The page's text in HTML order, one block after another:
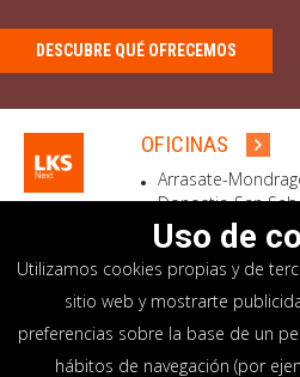
DESCUBRE QUÉ OFRECEMOS
OFICINAS
Arrasate-
Donostia-San
Madrid
El
SEDE SOCIAL
Goiru, 7 Arrasate-
CP 20500
Uso de
Utilizamos cookies propias y de
sitio web y mostrarte
preferencias sobre la base de un
hábitos de navegación (por